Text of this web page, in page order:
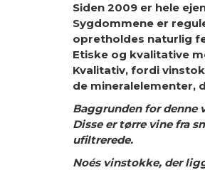
Siden 2009 er hele
Sygdommene er
opretholdes naturlig
Etiske og kvalitative
Kvalitativ, fordi
de mineralelementer,
Baggrunden for
Disse er tørre vine fra
ufiltrerede.
Noés vinstokke, der